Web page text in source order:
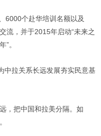
6000个赴华培训名额以及
流，并于2015年启动“未来之
”。
中拉关系长远发展夯实民意基
，把中国和拉美分隔。如